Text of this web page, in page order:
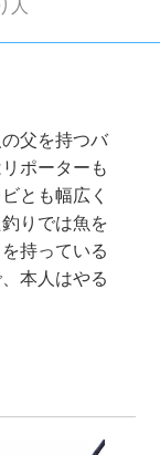
放送
社情報
人
父を持つバ
ポーターも
とも幅広く
りでは魚を
持っている
本人はやる